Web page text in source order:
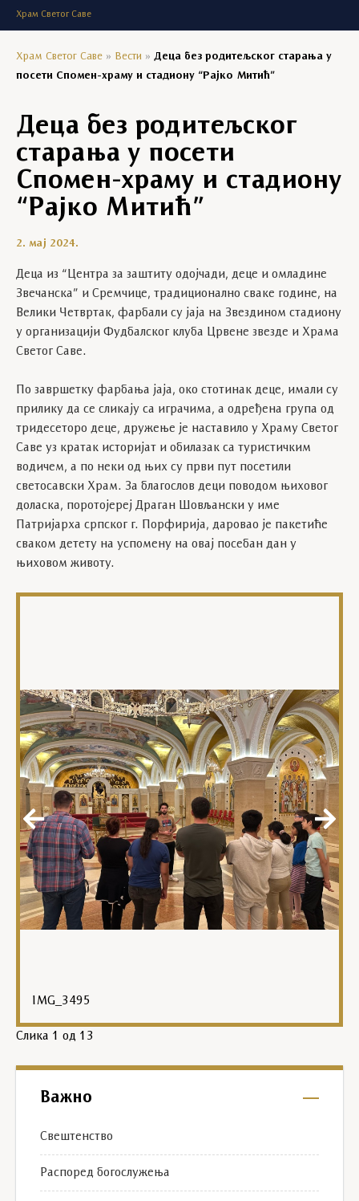
Храм Светог Саве
Храм Светог Саве » Вести » Деца без родитељског старања у
посети Спомен-храму и стадиону “Рајко Митић”
Деца без родитељског
старања у посети
Спомен-храму и стадиону
“Рајко Митић”
2. мај 2024.
Деца из “Центра за заштиту одојчади, деце и омладине
Звечанска” и Сремчице, традиционално сваке године, на
Велики Четвртак, фарбали су јаја на Звездином стадиону
у организацији Фудбалског клуба Црвене звезде и Храма
Светог Саве.
По завршетку фарбања јаја, око стотинак деце, имали су
прилику да се сликају са играчима, а одређена група од
тридесеторо деце, дружење је наставило у Храму Светог
Саве уз кратак историјат и обилазак са туристичким
водичем, а по неки од њих су први пут посетили
светосавски Храм. За благослов деци поводом њиховог
доласка, поротојереј Драган Шовљански у име
Патријарха српског г. Порфирија, даровао је пакетиће
сваком детету на успомену на овај посебан дан у
њиховом животу.
IMG_3495
Слика 1 од 13
Важно
Свештенство
Распоред богослужења